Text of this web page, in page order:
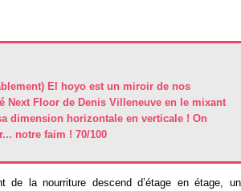
El hoyo est un miroir de nos
Next Floor de Denis Villeneuve en le mixant
dimension horizontale en verticale ! On
notre faim ! 70/100
de la nourriture descend d’étage en étage, un